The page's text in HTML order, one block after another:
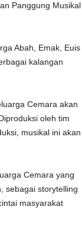
Panggung Musikal
Abah, Emak, Euis
kalangan
Cemara akan
oleh tim
musikal ini akan
Cemara yang
sebagai storytelling
masyarakat